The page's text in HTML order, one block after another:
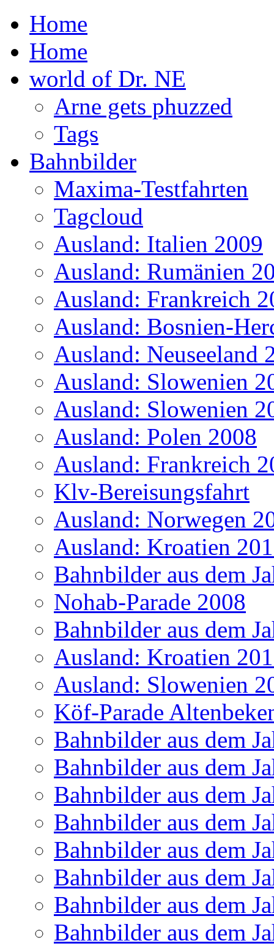
Home
Home
world of Dr. NE
Arne gets phuzzed
Tags
Bahnbilder
Maxima-Testfahrten
Tagcloud
Ausland: Italien 2009
Ausland: Rumänien
Ausland: Frankreich
Ausland: Bosnien-
Ausland: Neuseeland
Ausland: Slowenien
Ausland: Slowenien
Ausland: Polen 2008
Ausland: Frankreich
Klv-Bereisungsfahrt
Ausland: Norwegen
Ausland: Kroatien
Bahnbilder aus dem
Nohab-Parade 2008
Bahnbilder aus dem
Ausland: Kroatien
Ausland: Slowenien
Köf-Parade
Bahnbilder aus dem
Bahnbilder aus dem
Bahnbilder aus dem
Bahnbilder aus dem
Bahnbilder aus dem
Bahnbilder aus dem
Bahnbilder aus dem
Bahnbilder aus dem